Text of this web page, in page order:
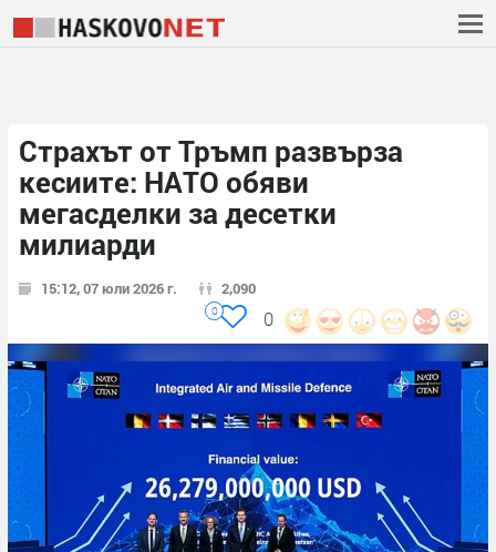
Страхът от Тръмп развърза
кесиите: НАТО обяви
мегасделки за десетки
милиарди
15:12, 07 юли 2026 г. 2,090
0
0